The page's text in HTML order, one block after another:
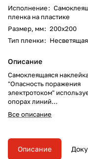
Исполнение:
пленка на пластике
Размер, мм: 200х200
Тип пленки:
Описание
Самоклеящаяся
"Опасность поражения
электротоком"
опорах линий
электропередачи,
электрооборудовании и
щитков, на
панелях и шкафах, а
ограждениях
Все описание
Описание